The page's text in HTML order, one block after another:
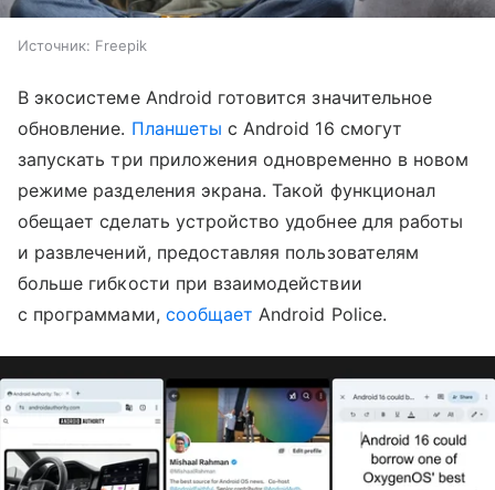
Источник: Freepik
В экосистеме Android готовится значительное
обновление. Планшеты с Android 16 смогут
запускать три приложения одновременно в новом
режиме разделения экрана. Такой функционал
обещает сделать устройство удобнее для работы
и развлечений, предоставляя пользователям
больше гибкости при взаимодействии
с программами, сообщает Android Police.